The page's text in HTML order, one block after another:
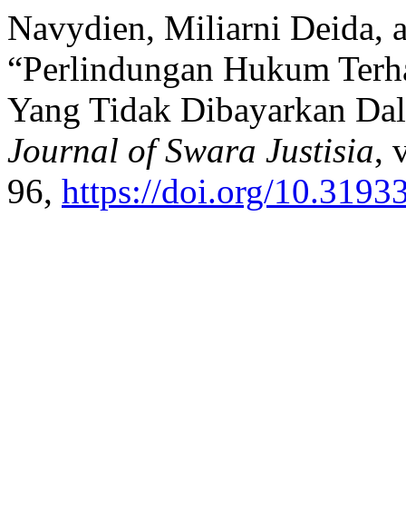
Navydien, Miliarni Deida,
“Perlindungan Hukum
Yang Tidak Dibayarkan
Journal of Swara Justisia,
96, https://doi.org/